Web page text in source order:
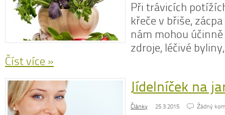
Při trávicích
křeče v břiše,
nám mohou
zdroje, léčivé
Číst více »
Jídelníček na
Články 25.3.2015 Źádný